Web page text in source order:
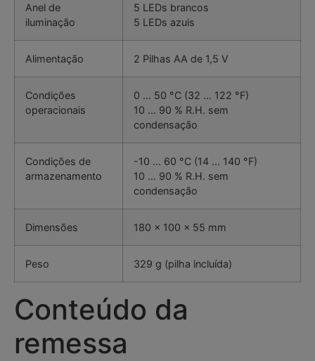
Anel de
iluminação
5 LEDs brancos
5 LEDs azuis
Alimentação 2 Pilhas AA de 1,5 V
Condições
operacionais
0 … 50 °C (32 … 122 °F)
10 … 90 % R.H. sem
condensação
Condições de
armazenamento
-10 … 60 °C (14 … 140 °F)
10 … 90 % R.H. sem
condensação
Dimensões 180 x 100 x 55 mm
Peso 329 g (pilha incluída)
Conteúdo da
remessa